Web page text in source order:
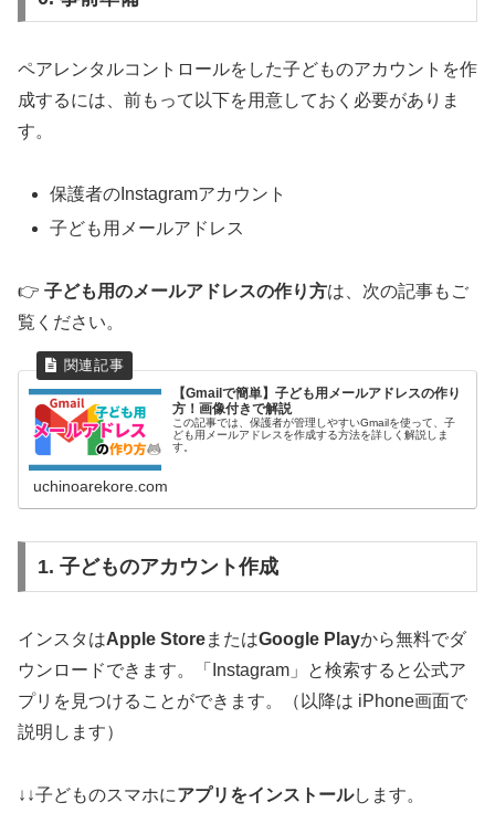
ペアレンタルコントロールをした子どものアカウントを作
成するには、前もって以下を用意しておく必要がありま
す。
保護者のInstagramアカウント
子ども用メールアドレス
👉 子ども用のメールアドレスの作り方は、次の記事もご
覧ください。
【Gmailで簡単】子ども用メールアドレスの作り
方！画像付きで解説
この記事では、保護者が管理しやすいGmailを使って、子
ども用メールアドレスを作成する方法を詳しく解説しま
す。
uchinoarekore.com
1. 子どものアカウント作成
インスタはApple StoreまたはGoogle Playから無料でダ
ウンロードできます。「Instagram」と検索すると公式ア
プリを見つけることができます。（以降は iPhone画面で
説明します）
↓↓子どものスマホにアプリをインストールします。